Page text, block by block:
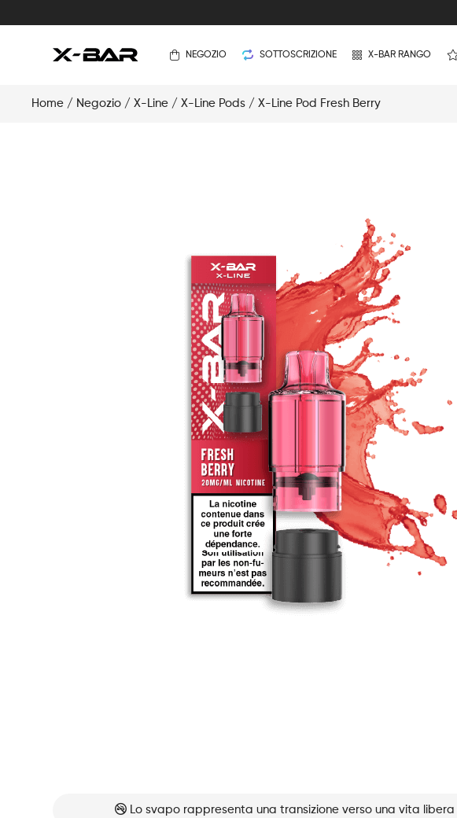
NEGOZIO SOTTOSCRIZIONE X-BAR RANGO
Home / Negozio / X-Line / X-Line Pods / X-Line Pod Fresh Berry
Lo svapo rappresenta una transizione verso una vita